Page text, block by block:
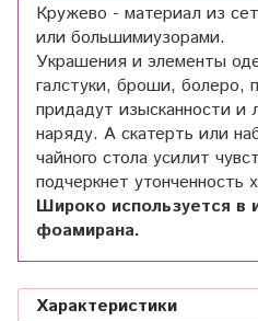
Кружево - материал из
или большимиузорами.
Украшения и элементы
галстуки, броши, болеро,
придадут изысканности и
наряду. А скатерть или
чайного стола усилит
подчеркнет утонченность
Широко используется в
фоамирана.
Характеристики